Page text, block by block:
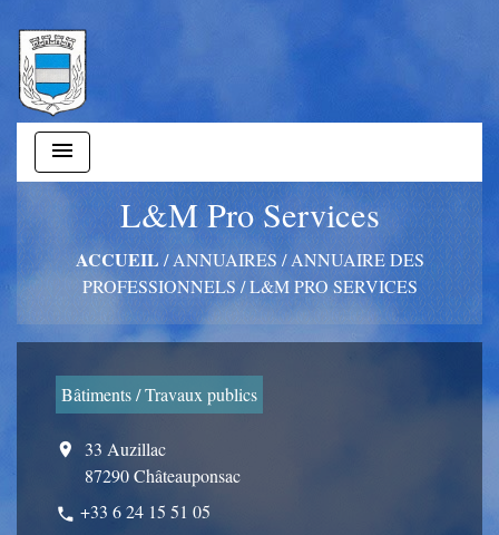
menu
L&M Pro Services
ACCUEIL /ANNUAIRES/ANNUAIRE DES
PROFESSIONNELS /L&M PRO SERVICES
Bâtiments / Travaux publics
location_on
33 Auzillac
87290 Châteauponsac
phone +33 6 24 15 51 05